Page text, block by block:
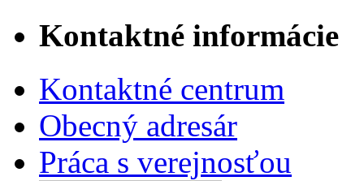
Kontaktné informácie
Kontaktné centrum
Obecný adresár
Práca s verejnosťou